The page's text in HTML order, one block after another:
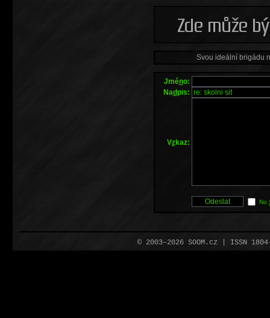
Svou ideální brigádu
Jméno:
Nadpis:
Vzkaz:
No
© 2003–2026 SOOM.cz | ISSN